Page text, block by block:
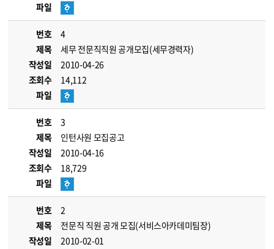
파일
번호
4
제목
세무 전문직직원 공개모집(세무경력자)
작성일
2010-04-26
조회수
14,112
파일
번호
3
제목
인턴사원 모집공고
작성일
2010-04-16
조회수
18,729
파일
번호
2
제목
전문직 직원 공개 모집(서비스아카데미팀장)
작성일
2010-02-01